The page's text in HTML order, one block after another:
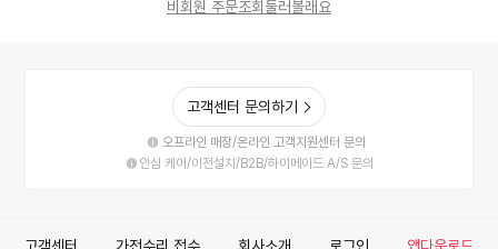
하
기
인
하
기
비회원 주문조회 둘러볼래요
고객센터 문의하기
오프라인 매장/온라인 고객지원센터 문의
안심 케어/이전설치/B2B/하이메이드 A/S 문의